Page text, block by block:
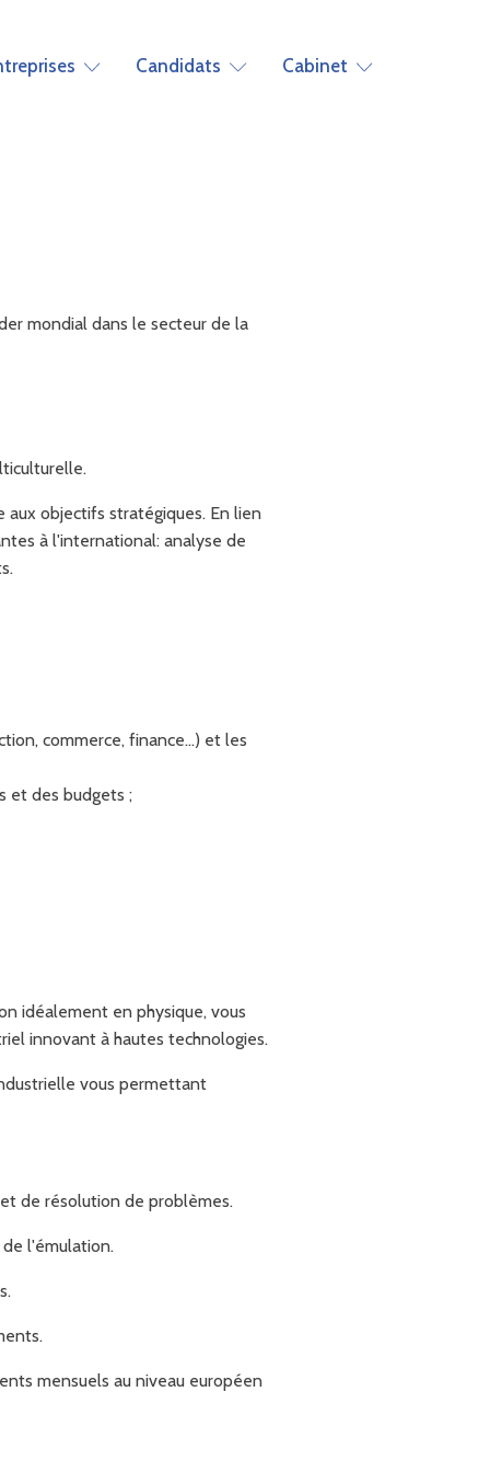
Candidats Cabinet
mondial dans le secteur de la
aux objectifs stratégiques. En lien
à l'international: analyse de
commerce, finance…) et les
et des budgets ;
idéalement en physique, vous
innovant à hautes technologies.
vous permettant
de résolution de problèmes.
l'émulation.
mensuels au niveau européen